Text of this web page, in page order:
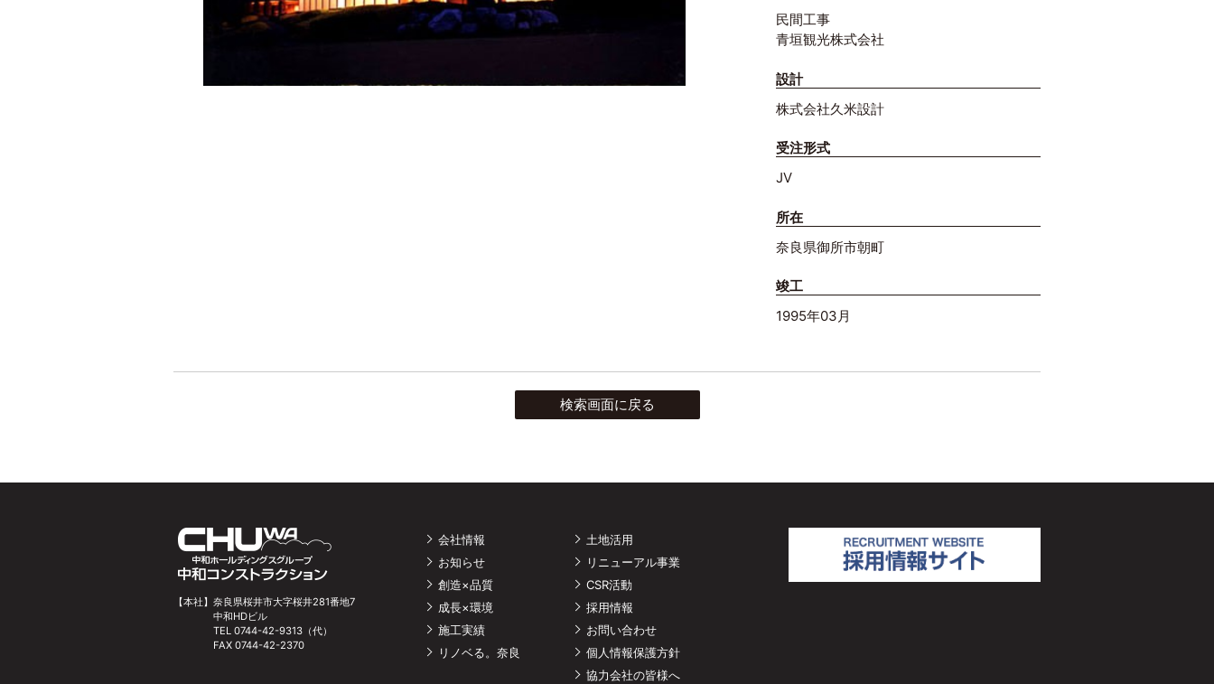
民間工事
青垣観光株式会社
設計
株式会社久米設計
受注形式
JV
所在
奈良県御所市朝町
竣工
1995年03月
検索画面に戻る
【本社】 奈良県桜井市大字桜井281番地7
中和HDビル
TEL 0744-42-9313（代）
FAX 0744-42-2370
会社情報
お知らせ
創造×品質
成長×環境
施工実績
リノベる。奈良
土地活用
リニューアル事業
CSR活動
採用情報
お問い合わせ
個人情報保護方針
協力会社の皆様へ